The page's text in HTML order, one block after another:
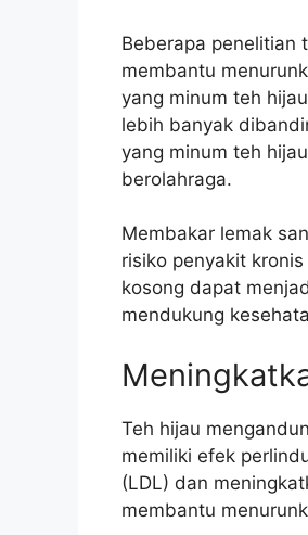
Beberapa penelitian
membantu
yang minum teh
lebih banyak
yang minum teh
berolahraga.
Membakar lemak
risiko penyakit
kosong dapat
mendukung
Teh hijau
memiliki efek
(LDL) dan
membantu